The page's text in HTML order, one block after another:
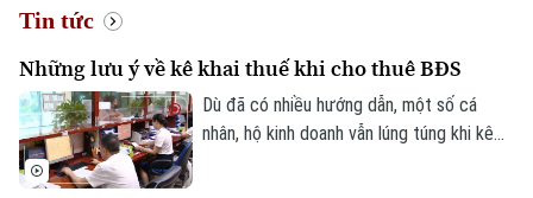
An ninh trật tự
Công nghệ
Ẩm thực
Quân sự
Hồ sơ
Người Việt 4 phương
Kinh tế
Tin tức
Cafe sáng
Tài chính Ngân hàng
Nhà đất
Tin tức
Tàu và Xe
Tin tức
Những lưu ý về kê khai thuế khi cho thuê BĐS
Dù đã có nhiều hướng dẫn, một số cá
nhân, hộ kinh doanh vẫn lúng túng khi kê